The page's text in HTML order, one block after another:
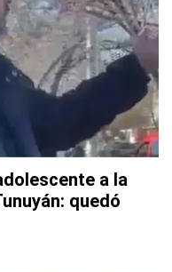
a la
quedó